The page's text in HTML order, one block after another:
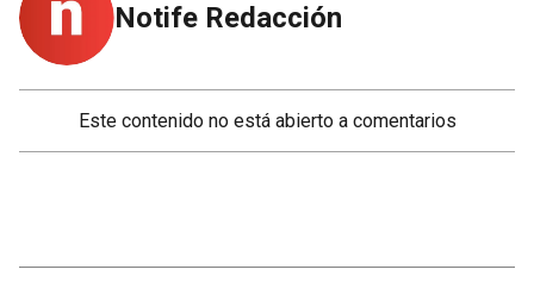
Notife Redacción
Este contenido no está abierto a comentarios